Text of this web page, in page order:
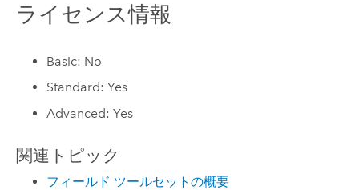
ライセンス情報
Basic: No
Standard: Yes
Advanced: Yes
関連トピック
フィールド ツールセットの概要